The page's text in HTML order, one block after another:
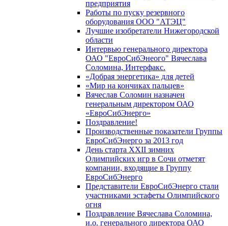
предприятия
Работы по пуску резервного
оборудования ООО "АТЭЦ"
Лучшие изобретатели Нижегородской
области
Интервью генерального директора
ОАО "ЕвроСибЭнеого" Вячеслава
Соломина, Интерфакс.
«Добрая энергетика» для детей
«Мир на кончиках пальцев»
Вячеслав Соломин назначен
генеральным директором ОАО
«ЕвроСибЭнерго»
Поздравление!
Производственные показатели Группы
ЕвроСибЭнерго за 2013 год
День старта XXII зимних
Олимпийских игр в Сочи отметят
компании, входящие в Группу
ЕвроСибЭнерго
Представители ЕвроСибЭнерго стали
участниками эстафеты Олимпийского
огня
Поздравление Вячеслава Соломина,
и.о. генерального директора ОАО